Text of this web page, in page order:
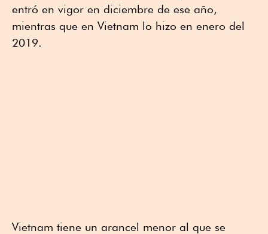
entró en vigor en diciembre de ese año,
mientras que en Vietnam lo hizo en enero del
2019.
Vietnam tiene un arancel menor al que se